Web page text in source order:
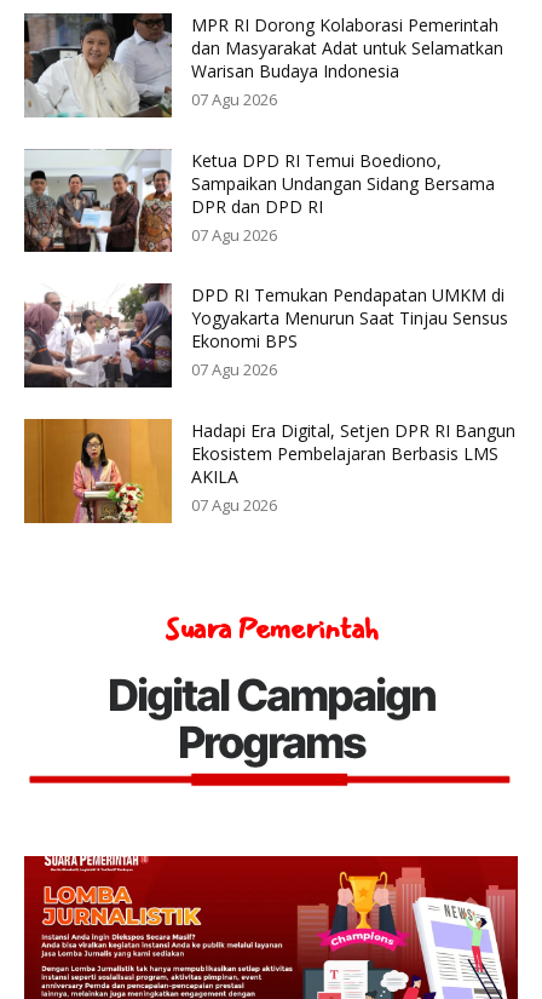
MPR RI Dorong Kolaborasi Pemerintah
dan Masyarakat Adat untuk Selamatkan
Warisan Budaya Indonesia
07 Agu 2026
Ketua DPD RI Temui Boediono,
Sampaikan Undangan Sidang Bersama
DPR dan DPD RI
07 Agu 2026
DPD RI Temukan Pendapatan UMKM di
Yogyakarta Menurun Saat Tinjau Sensus
Ekonomi BPS
07 Agu 2026
Hadapi Era Digital, Setjen DPR RI Bangun
Ekosistem Pembelajaran Berbasis LMS
AKILA
07 Agu 2026
Suara Pemerintah
Digital Campaign
Programs